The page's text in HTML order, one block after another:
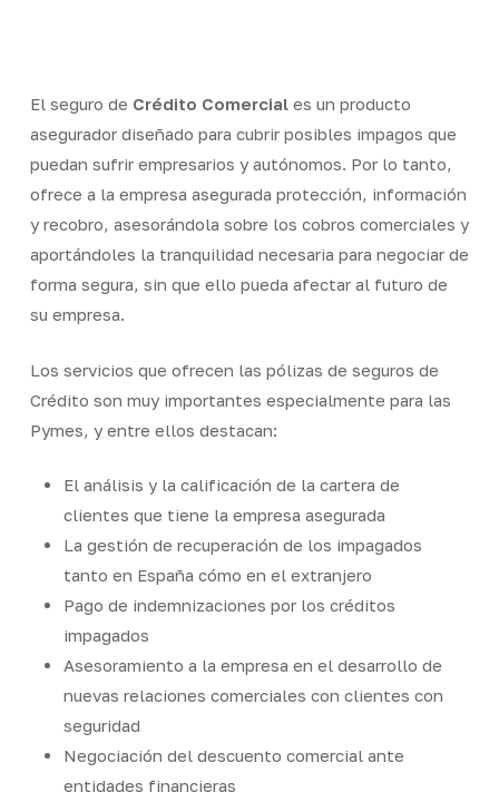
contentEl seguro de Crédito Comerciales un producto
asegurador diseñado para cubrir posibles impagos que
puedan sufrir empresarios y autónomos. Por lo tanto,
ofrece a la empresa asegurada protección, información
y recobro, asesorándola sobre los cobros comerciales y
aportándoles la tranquilidad necesaria para negociar de
forma segura, sin que ello pueda afectar al futuro de
su empresa.
Los servicios que ofrecen las pólizas de seguros de
Crédito son muy importantes especialmente para las
Pymes, y entre ellos destacan:
El análisis y la calificación de la cartera de
clientes que tiene la empresa asegurada
La gestión de recuperación de los impagados
tanto en España cómo en el extranjero
Pago de indemnizaciones por los créditos
impagados
Asesoramiento a la empresa en el desarrollo de
nuevas relaciones comerciales con clientes con
seguridad
Negociación del descuento comercial ante
entidades financieras